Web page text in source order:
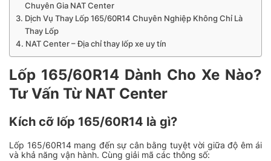
Chuyên Gia NAT Center
Dịch Vụ Thay Lốp 165/60R14 Chuyên Nghiệp Không Chỉ Là
Thay Lốp
NAT Center – Địa chỉ thay lốp xe uy tín
Lốp 165/60R14 Dành Cho Xe Nào?
Tư Vấn Từ NAT Center
Kích cỡ lốp 165/60R14 là gì?
Lốp 165/60R14 mang đến sự cân bằng tuyệt vời giữa độ êm ái
và khả năng vận hành. Cùng giải mã các thông số: